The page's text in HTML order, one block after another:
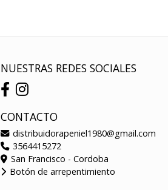
NUESTRAS REDES SOCIALES
CONTACTO
distribuidorapeniel1980@gmail.com
3564415272
San Francisco - Cordoba
Botón de arrepentimiento